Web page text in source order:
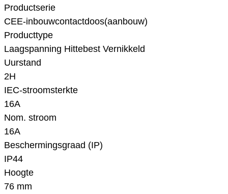
Productserie
CEE-inbouwcontactdoos(aanbouw)
Producttype
Laagspanning Hittebest Vernikkeld
Uurstand
2H
IEC-stroomsterkte
16A
Nom. stroom
16A
Beschermingsgraad (IP)
IP44
Hoogte
76 mm